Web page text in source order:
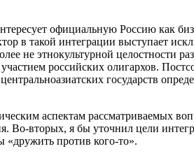
официальную Россию как
в такой интеграции выступает
не этнокультурной целостности
российских олигархов.
государств
аспектам рассматриваемых
Во-вторых, я бы уточнил цели
«дружить против кого-то».